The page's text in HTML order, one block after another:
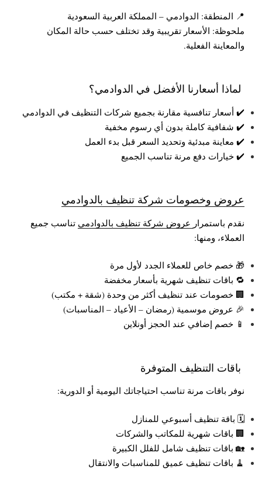
📍 المنطقة: الدوادمي – المملكة العربية السعودية
ملحوظة: الأسعار تقريبية وقد تختلف حسب حالة المكان
والمعاينة الفعلية.
لماذا أسعارنا الأفضل في الدوادمي؟
✔️ أسعار تنافسية مقارنة بجميع شركات التنظيف في الدوادمي
✔️ شفافية كاملة بدون أي رسوم مخفية
✔️ معاينة مبدئية وتحديد السعر قبل بدء العمل
✔️ خيارات دفع مرنة تناسب الجميع
عروض وخصومات شركة تنظيف بالدوادمي
نقدم باستمرار عروض شركة تنظيف بالدوادمي تناسب جميع
العملاء، ومنها:
🎁 خصم خاص للعملاء الجدد لأول مرة
🔁 باقات تنظيف شهرية بأسعار مخفضة
🏢 خصومات عند تنظيف أكثر من وحدة (شقة + مكتب)
🎉 عروض موسمية (رمضان – الأعياد – المناسبات)
📱 خصم إضافي عند الحجز أونلاين
باقات التنظيف المتوفرة
نوفر باقات مرنة تناسب احتياجاتك اليومية أو الدورية:
🗓️ باقة تنظيف أسبوعي للمنازل
🏢 باقات شهرية للمكاتب والشركات
🏡 باقات تنظيف شامل للفلل الكبيرة
🧹 باقات تنظيف عميق للمناسبات والانتقال